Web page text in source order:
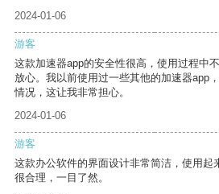
2024-01-06
游客
这款加速器app的安全性很高，使用过程中
放心。我以前使用过一些其他的加速器app
情况，这让我非常担心。
2024-01-06
游客
这款办公软件的界面设计非常简洁，使用起
很合理，一目了然。